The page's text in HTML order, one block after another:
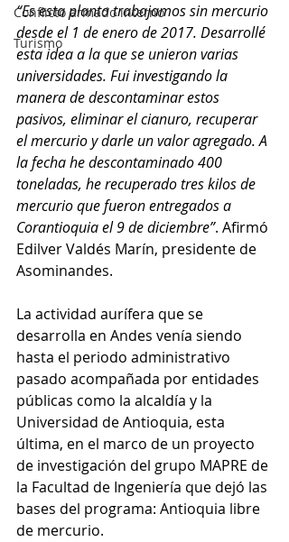
Conflicto armado interno
Turismo
“Es esta planta trabajamos sin mercurio
desde el 1 de enero de 2017. Desarrollé
esta idea a la que se unieron varias
universidades. Fui investigando la
manera de descontaminar estos
pasivos, eliminar el cianuro, recuperar
el mercurio y darle un valor agregado. A
la fecha he descontaminado 400
toneladas, he recuperado tres kilos de
mercurio que fueron entregados a
Corantioquia el 9 de diciembre”. Afirmó
Edilver Valdés Marín, presidente de
Asominandes.
La actividad aurífera que se
desarrolla en Andes venía siendo
hasta el periodo administrativo
pasado acompañada por entidades
públicas como la alcaldía y la
Universidad de Antioquia, esta
última, en el marco de un proyecto
de investigación del grupo MAPRE de
la Facultad de Ingeniería que dejó las
bases del programa: Antioquia libre
de mercurio.